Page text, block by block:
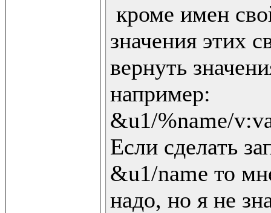
кроме имен
значения этих
вернуть
например:
&u1/%name/
Если сделать
&u1/name то
надо, но я не